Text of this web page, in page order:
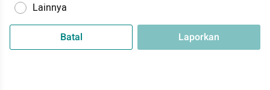
Lainnya
Batal Laporkan